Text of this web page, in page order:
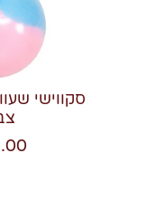
סקווישי
₪